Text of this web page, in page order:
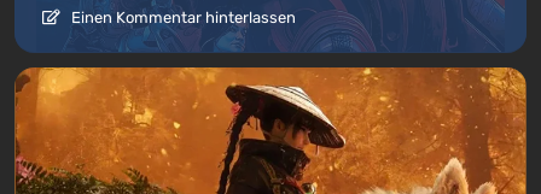
Einen Kommentar hinterlassen